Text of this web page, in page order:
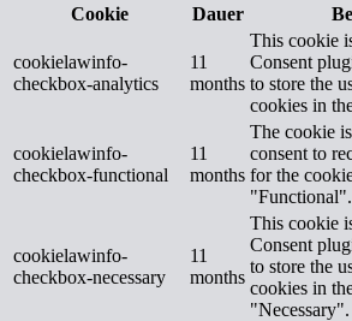
Cookie
Dauer
cookielawinfo-
checkbox-analytics
11
months
This cookie
Consent
to store the
cookies in
cookielawinfo-
checkbox-functional
11
months
The cookie
consent to
for the
"Functional".
cookielawinfo-
checkbox-necessary
11
months
This cookie
Consent
to store the
cookies in
"Necessary".